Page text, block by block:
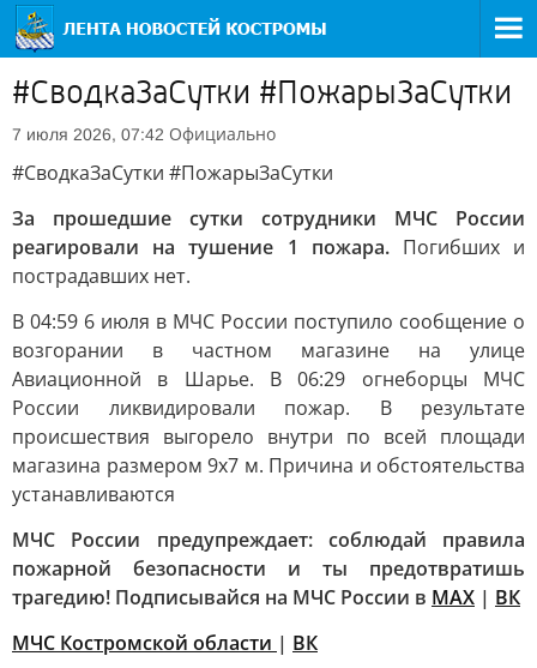
#СводкаЗаСутки #ПожарыЗаСутки
7 июля 2026, 07:42 Официально
#СводкаЗаСутки #ПожарыЗаСутки
За прошедшие сутки сотрудники МЧС России
реагировали на тушение 1 пожара. Погибших и
пострадавших нет.
В 04:59 6 июля в МЧС России поступило сообщение о
возгорании в частном магазине на улице
Авиационной в Шарье. В 06:29 огнеборцы МЧС
России ликвидировали пожар. В результате
происшествия выгорело внутри по всей площади
магазина размером 9х7 м. Причина и обстоятельства
устанавливаются
МЧС России предупреждает: соблюдай правила
пожарной безопасности и ты предотвратишь
трагедию! Подписывайся на МЧС России в MAX | ВК
МЧС Костромской области | ВК